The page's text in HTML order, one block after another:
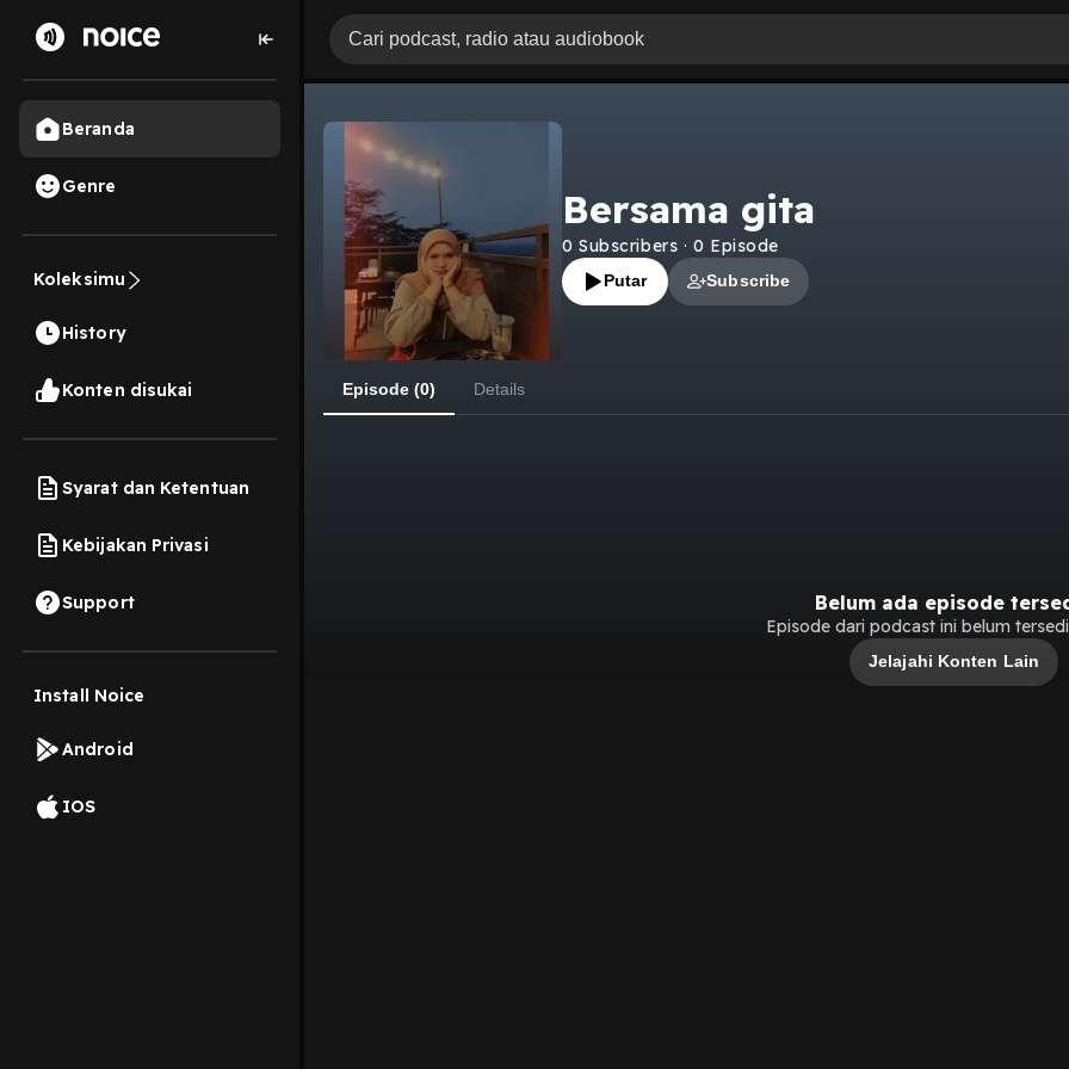
Beranda
Genre
Koleksimu
History
Konten disukai
Syarat dan Ketentuan
Kebijakan Privasi
Support
Install Noice
Android
IOS
Bersama gita
0 Subscribers · 0 Episode
Putar Subscribe
Episode (0) Details
Belum ada episode
Episode dari podcast ini belum
Jelajahi Konten Lain